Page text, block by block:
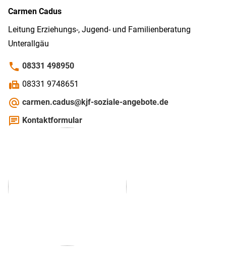
Carmen Cadus
Leitung Erziehungs-, Jugend- und Familienberatung
Unterallgäu
phone 08331 498950
fax 08331 9748651
alternate_email carmen.cadus@kjf-soziale-angebote.de
chat Kontaktformular